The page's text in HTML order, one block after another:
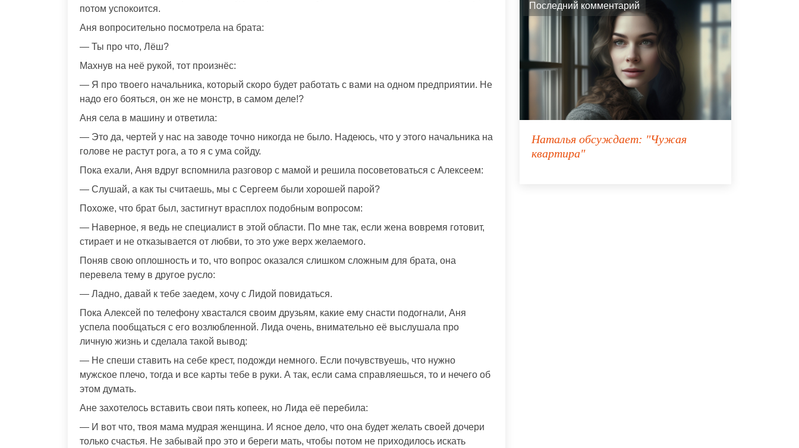
потом успокоится.
Аня вопросительно посмотрела на брата:
— Ты про что, Лёш?
Махнув на неё рукой, тот произнёс:
— Я про твоего начальника, который скоро будет работать с вами на одном предприятии. Не
надо его бояться, он же не монстр, в самом деле!?
Аня села в машину и ответила:
— Это да, чертей у нас на заводе точно никогда не было. Надеюсь, что у этого начальника на
голове не растут рога, а то я с ума сойду.
Пока ехали, Аня вдруг вспомнила разговор с мамой и решила посоветоваться с Алексеем:
— Слушай, а как ты считаешь, мы с Сергеем были хорошей парой?
Похоже, что брат был, застигнут врасплох подобным вопросом:
— Наверное, я ведь не специалист в этой области. По мне так, если жена вовремя готовит,
стирает и не отказывается от любви, то это уже верх желаемого.
Поняв свою оплошность и то, что вопрос оказался слишком сложным для брата, она
перевела тему в другое русло:
— Ладно, давай к тебе заедем, хочу с Лидой повидаться.
Пока Алексей по телефону хвастался своим друзьям, какие ему снасти подогнали, Аня
успела пообщаться с его возлюбленной. Лида очень, внимательно её выслушала про
личную жизнь и сделала такой вывод:
— Не спеши ставить на себе крест, подожди немного. Если почувствуешь, что нужно
мужское плечо, тогда и все карты тебе в руки. А так, если сама справляешься, то и нечего об
этом думать.
Ане захотелось вставить свои пять копеек, но Лида её перебила:
— И вот что, твоя мама мудрая женщина. И ясное дело, что она будет желать своей дочери
только счастья. Не забывай про это и береги мать, чтобы потом не приходилось искать
Последний комментарий
Наталья обсуждает: "Чужая
квартира"